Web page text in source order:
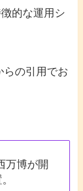
的な運用シ
らの引用でお
万博が開